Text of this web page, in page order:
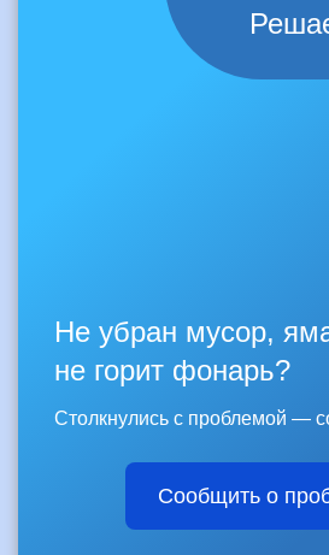
Не убран мусор,
не горит фонарь?
Столкнулись с проблемой —
Сообщить о